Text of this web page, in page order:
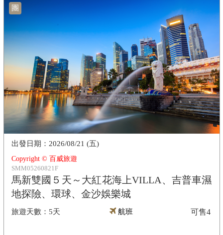
團
Copyright © 百威旅遊
SMM05260821F
馬新雙國５天～大紅花海上VILLA、吉普車濕
地探險、環球、金沙娛樂城
5天
2026/08/21 (五)
航班 可售4